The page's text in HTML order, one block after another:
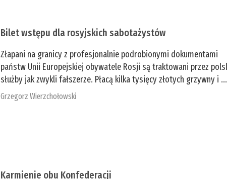
Bilet wstępu dla rosyjskich sabotażystów
Złapani na granicy z profesjonalnie podrobionymi dokumentami
państw Unii Europejskiej obywatele Rosji są traktowani przez
służby jak zwykli fałszerze. Płacą kilka tysięcy złotych grzywny i ...
Grzegorz Wierzchołowski
Karmienie obu Konfederacji